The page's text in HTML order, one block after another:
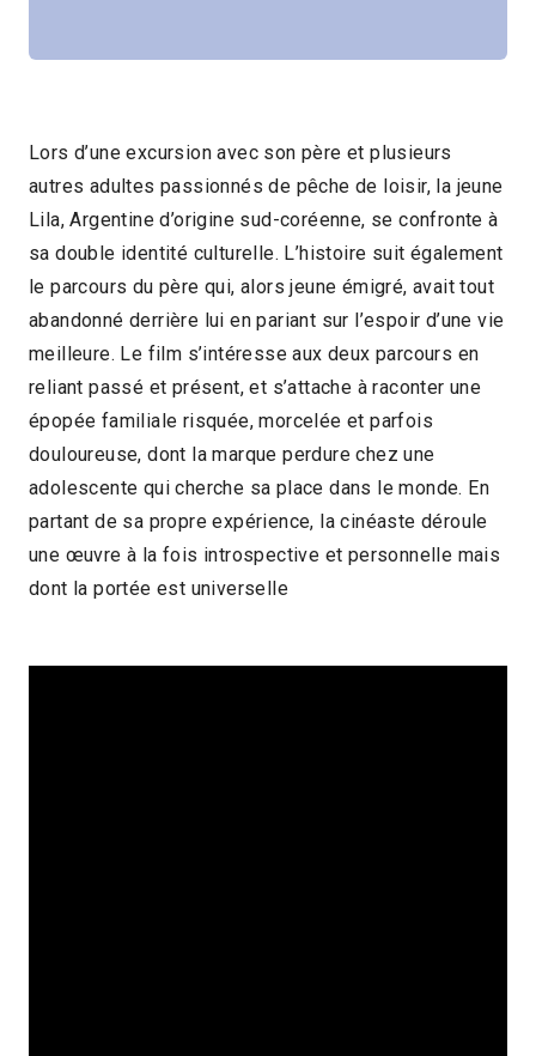
Lors d’une excursion avec son père et plusieurs
autres adultes passionnés de pêche de loisir, la jeune
Lila, Argentine d’origine sud-coréenne, se confronte à
sa double identité culturelle. L’histoire suit également
le parcours du père qui, alors jeune émigré, avait tout
abandonné derrière lui en pariant sur l’espoir d’une vie
meilleure. Le film s’intéresse aux deux parcours en
reliant passé et présent, et s’attache à raconter une
épopée familiale risquée, morcelée et parfois
douloureuse, dont la marque perdure chez une
adolescente qui cherche sa place dans le monde. En
partant de sa propre expérience, la cinéaste déroule
une œuvre à la fois introspective et personnelle mais
dont la portée est universelle